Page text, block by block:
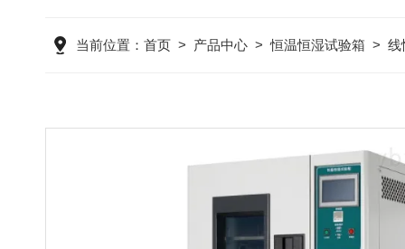
当前位置： 首页 > 产品中心 >恒温恒湿试验箱 > 线